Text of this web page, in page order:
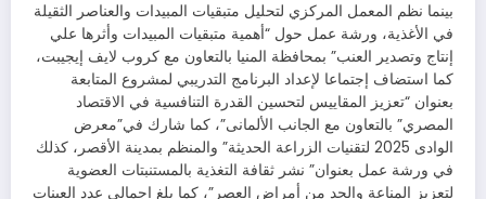
بينما نظم المعمل المركزي لتحليل متبقيات المبيدات والعناصر الثقيلة
في الأغذية، ورشة عمل حول “أهمية متبقيات المبيدات وأثرها علي
إنتاج وتصدير العنب” بمحافظة المنيا بالتعاون مع كروب لايف إيجيبت،
كما استضاف إجتماعا لإعداد البرنامج التدريبي لمشروع المتابعة
بعنوان “تعزيز المقاييس لتحسين القدرة التنافسية في الاقتصاد
المصري” بالتعاون مع الجانب الألمانى”، كما شارك في”معرض
الوادى 2025 لتقنيات الزراعة الحديثة” والمنظم بمدينة الأقصر، كذلك
في ورشة عمل بعنوان” نشر ثقافة التغذية بالمستنبتات العضوية
لتعزيز المناعة والحد من أمراض العصر”، كما بلغ اجمالى عدد العينات